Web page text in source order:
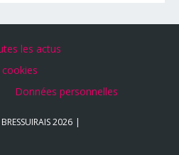
les actus
Données personnelles
2026